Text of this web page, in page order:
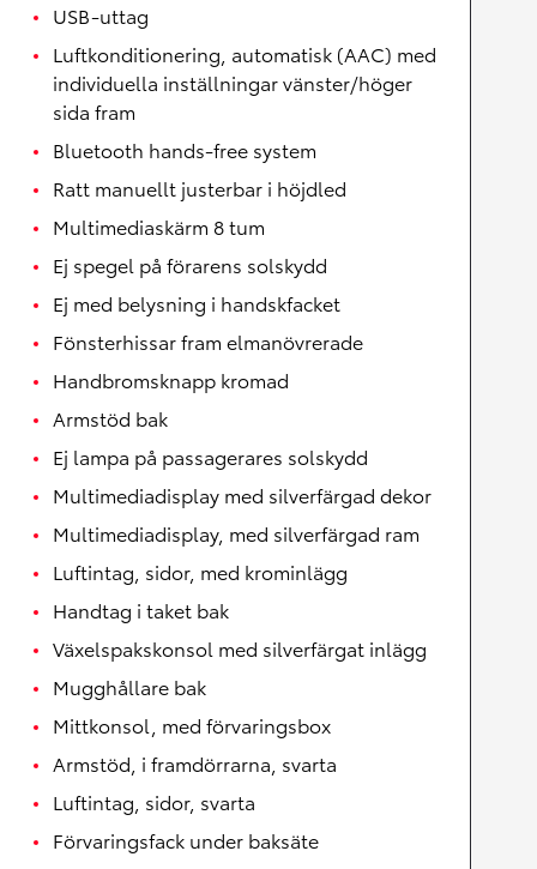
USB-uttag
Luftkonditionering, automatisk (AAC) med
individuella inställningar vänster/höger
sida fram
Bluetooth hands-free system
Ratt manuellt justerbar i höjdled
Multimediaskärm 8 tum
Ej spegel på förarens solskydd
Ej med belysning i handskfacket
Fönsterhissar fram elmanövrerade
Handbromsknapp kromad
Armstöd bak
Ej lampa på passagerares solskydd
Multimediadisplay med silverfärgad dekor
Multimediadisplay, med silverfärgad ram
Luftintag, sidor, med krominlägg
Handtag i taket bak
Växelspakskonsol med silverfärgat inlägg
Mugghållare bak
Mittkonsol, med förvaringsbox
Armstöd, i framdörrarna, svarta
Luftintag, sidor, svarta
Förvaringsfack under baksäte